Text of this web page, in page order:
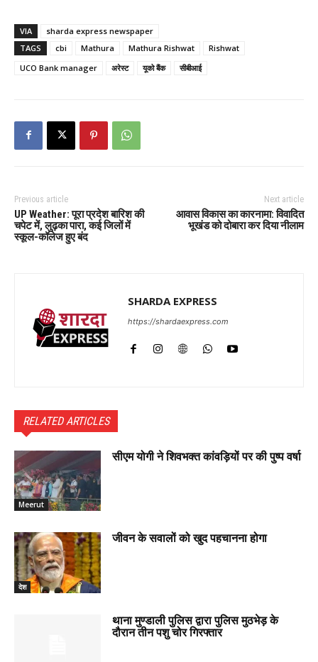
VIA
sharda express newspaper
TAGS
cbi Mathura Mathura Rishwat
Rishwat
UCO Bank manager
अरेस्ट यूको बैंक सीबीआई
Previous article
UP Weather: पूरा प्रदेश बारिश की
चपेट में, लुढ़का पारा, कई जिलों में
स्कूल-कॉलेज हुए बंद
Next article
आवास विकास का कारनामा: विवादित
भूखंड को दोबारा कर दिया नीलाम
SHARDA EXPRESS
https://shardaexpress.com
RELATED ARTICLES
Meerut
सीएम योगी ने शिवभक्त कांवड़ियों पर की पुष्प वर्षा
देश
जीवन के सवालों को खुद पहचानना होगा
थाना मुण्डाली पुलिस द्वारा पुलिस मुठभेड़ के
दौरान तीन पशु चोर गिरफ्तार